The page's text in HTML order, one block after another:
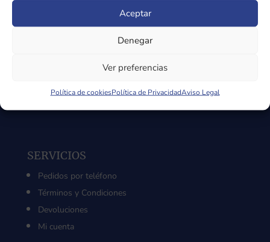
Aceptar
Denegar
Ver preferencias
Política de cookiesPolítica de PrivacidadAviso Legal
20,00 €
58,00 €
SOBRE LA TIENDA
SERVICIOS
Pedidos por teléfono
Términos y Condiciones
Devoluciones
Mi cuenta